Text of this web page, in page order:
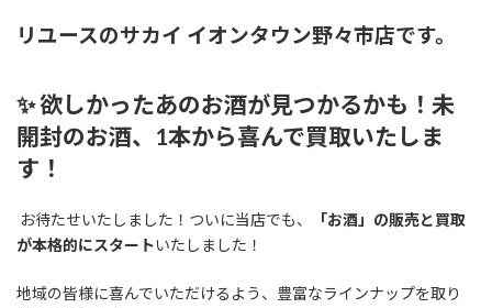
リユースのサカイ イオンタウン野々市店です。
✨ 欲しかったあのお酒が見つかるかも！未
開封のお酒、1本から喜んで買取いたしま
す！
お待たせいたしました！ついに当店でも、
「お酒」の販売と買取
が本格的にスタートいたしました！
地域の皆様に喜んでいただけるよう、豊富なラインナップを取り